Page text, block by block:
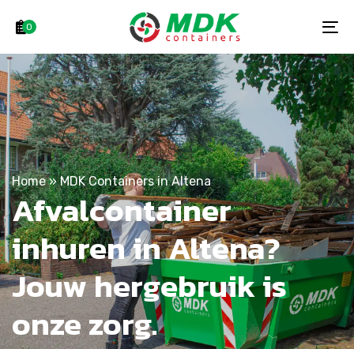
links
navigation
Skip
to
content
0
Home»MDK Containers in Altena
Afvalcontainer
inhuren in Altena?
Jouw hergebruik is
onze zorg.